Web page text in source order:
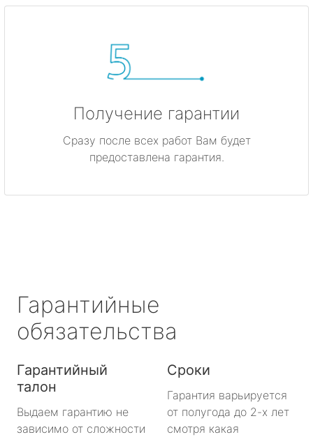
Получение гарантии
Сразу после всех работ Вам будет
предоставлена гарантия.
Гарантийные
обязательства
Гарантийный
талон
Выдаем гарантию не
зависимо от сложности
Сроки
Гарантия варьируется
от полугода до 2-х лет
смотря какая